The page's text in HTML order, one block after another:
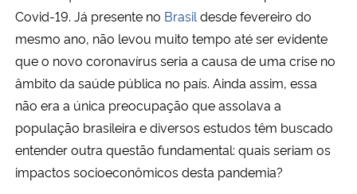
Ministério da Mulher, da Família e dos Direitos Humanos
Secretaria-Geral
Secretaria de Governo
Covid-19. Já presente no Brasil desde fevereiro do
mesmo ano, não levou muito tempo até ser evidente
que o novo coronavírus seria a causa de uma crise no
âmbito da saúde pública no país. Ainda assim, essa
não era a única preocupação que assolava a
população brasileira e diversos estudos têm buscado
entender outra questão fundamental: quais seriam os
impactos socioeconômicos desta pandemia?